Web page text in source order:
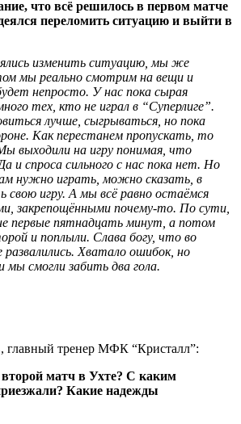
что всё решилось в первом матче
переломить ситуацию и выйти в
изменить ситуацию, мы же
мы реально смотрим на вещи и
непросто. У нас пока сырая
тех, кто не играл в “Суперлиге”.
лучше, сыгрываться, но пока
Как перестанем пропускать, то
выходили на игру понимая, что
и спроса сильного с нас пока нет. Но
нужно играть, можно сказать, в
свою игру. А мы всё равно остаёмся
закрепощёнными почему-то. По сути,
первые пятнадцать минут, а потом
и поплыли. Слава богу, что во
Хватало ошибок, но
мы смогли забить два гола.
главный тренер МФК “Кристалл”:
матч в Ухте? С каким
Какие надежды